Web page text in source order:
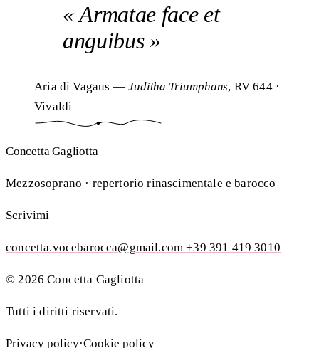
Armatae face et
anguibus
Aria di Vagaus — Juditha Triumphans, RV 644 ·
Vivaldi
Concetta Gagliotta
Mezzosoprano · repertorio rinascimentale e barocco
Scrivimi
concetta.vocebarocca@gmail.com+39 391 419 3010
© 2026 Concetta Gagliotta
Tutti i diritti riservati.
Privacy policy·Cookie policy